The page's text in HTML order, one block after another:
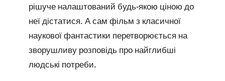
рішуче налаштований будь-якою ціною до
неї дістатися. А сам фільм з класичної
наукової фантастики перетворюється на
зворушливу розповідь про найглибші
людські потреби.